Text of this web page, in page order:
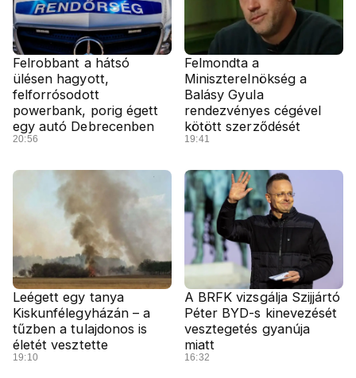
Felrobbant a hátsó
ülésen hagyott,
felforrósodott
powerbank, porig égett
egy autó Debrecenben
20:56
Felmondta a
Miniszterelnökség a
Balásy Gyula
rendezvényes cégével
kötött szerződését
19:41
Leégett egy tanya
Kiskunfélegyházán – a
tűzben a tulajdonos is
életét vesztette
19:10
A BRFK vizsgálja Szijjártó
Péter BYD-s kinevezését
vesztegetés gyanúja
miatt
16:32